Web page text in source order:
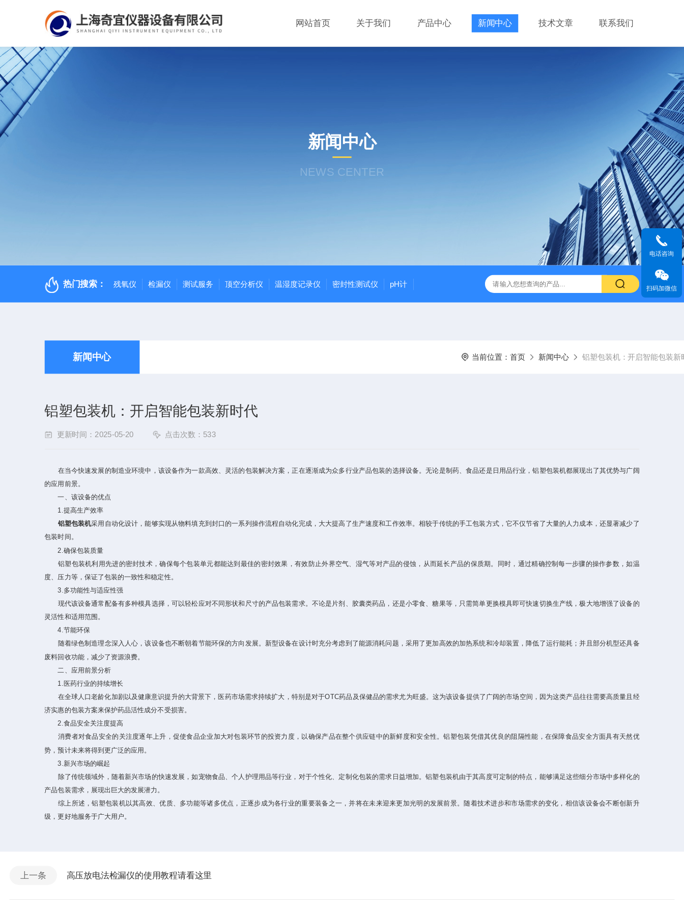
网站首页 关于我们 产品中心 新闻中心 技术文章 联系我们
新闻中心
NEWS CENTER
热门搜索： 残氧仪 检漏仪 测试服务 顶空分析仪 温湿度记录仪 密封性测试仪 pH计
新闻中心 当前位置：首页 新闻中心 铝塑包装机：开启智能包装新
铝塑包装机：开启智能包装新时代
更新时间：2025-05-20 点击次数：533
在当今快速发展的制造业环境中，该设备作为一款高效、灵活的包装解决方案，正在逐渐成为众多行业产品包装的选择设备。无论是制药、食品还是日用品行业，铝塑包装机都展现出了其优势与广阔
的应用前景。
一、该设备的优点
1.提高生产效率
铝塑包装机采用自动化设计，能够实现从物料填充到封口的一系列操作流程自动化完成，大大提高了生产速度和工作效率。相较于传统的手工包装方式，它不仅节省了大量的人力成本，还显著减少了
包装时间。
2.确保包装质量
铝塑包装机利用先进的密封技术，确保每个包装单元都能达到最佳的密封效果，有效防止外界空气、湿气等对产品的侵蚀，从而延长产品的保质期。同时，通过精确控制每一步骤的操作参数，如温
度、压力等，保证了包装的一致性和稳定性。
3.多功能性与适应性强
现代该设备通常配备有多种模具选择，可以轻松应对不同形状和尺寸的产品包装需求。不论是片剂、胶囊类药品，还是小零食、糖果等，只需简单更换模具即可快速切换生产线，极大地增强了设备的
灵活性和适用范围。
4.节能环保
随着绿色制造理念深入人心，该设备也不断朝着节能环保的方向发展。新型设备在设计时充分考虑到了能源消耗问题，采用了更加高效的加热系统和冷却装置，降低了运行能耗；并且部分机型还具备
废料回收功能，减少了资源浪费。
二、应用前景分析
1.医药行业的持续增长
在全球人口老龄化加剧以及健康意识提升的大背景下，医药市场需求持续扩大，特别是对于OTC药品及保健品的需求尤为旺盛。这为该设备提供了广阔的市场空间，因为这类产品往往需要高质量且经
济实惠的包装方案来保护药品活性成分不受损害。
2.食品安全关注度提高
消费者对食品安全的关注度逐年上升，促使食品企业加大对包装环节的投资力度，以确保产品在整个供应链中的新鲜度和安全性。铝塑包装凭借其优良的阻隔性能，在保障食品安全方面具有天然优
势，预计未来将得到更广泛的应用。
3.新兴市场的崛起
除了传统领域外，随着新兴市场的快速发展，如宠物食品、个人护理用品等行业，对于个性化、定制化包装的需求日益增加。铝塑包装机由于其高度可定制的特点，能够满足这些细分市场中多样化的
产品包装需求，展现出巨大的发展潜力。
综上所述，铝塑包装机以其高效、优质、多功能等诸多优点，正逐步成为各行业的重要装备之一，并将在未来迎来更加光明的发展前景。随着技术进步和市场需求的变化，相信该设备会不断创新升
级，更好地服务于广大用户。
上一条 高压放电法检漏仪的使用教程请看这里
电话咨询
扫码加微信